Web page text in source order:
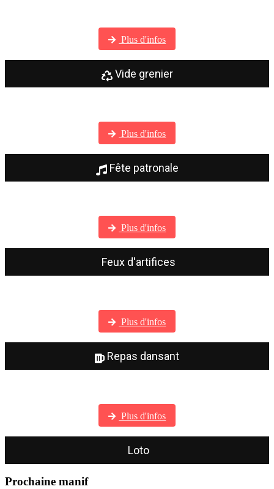
Plus d'infos
Vide grenier
Plus d'infos
Fête patronale
Plus d'infos
Feux d'artifices
Plus d'infos
Repas dansant
Plus d'infos
Loto
Prochaine manif